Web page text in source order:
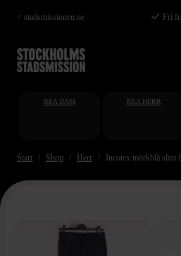
Hoppa
till
huvudinnehåll
< stadsmissionen.se Fri
REA DAM REA HERR
Start Shop Herr Incotex mörkblå slim